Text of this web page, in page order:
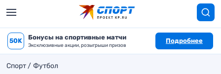
50K Бонусы на спортивные матчи
Эксклюзивные акции, розыгрыши призов
Подробнее
Спорт Футбол